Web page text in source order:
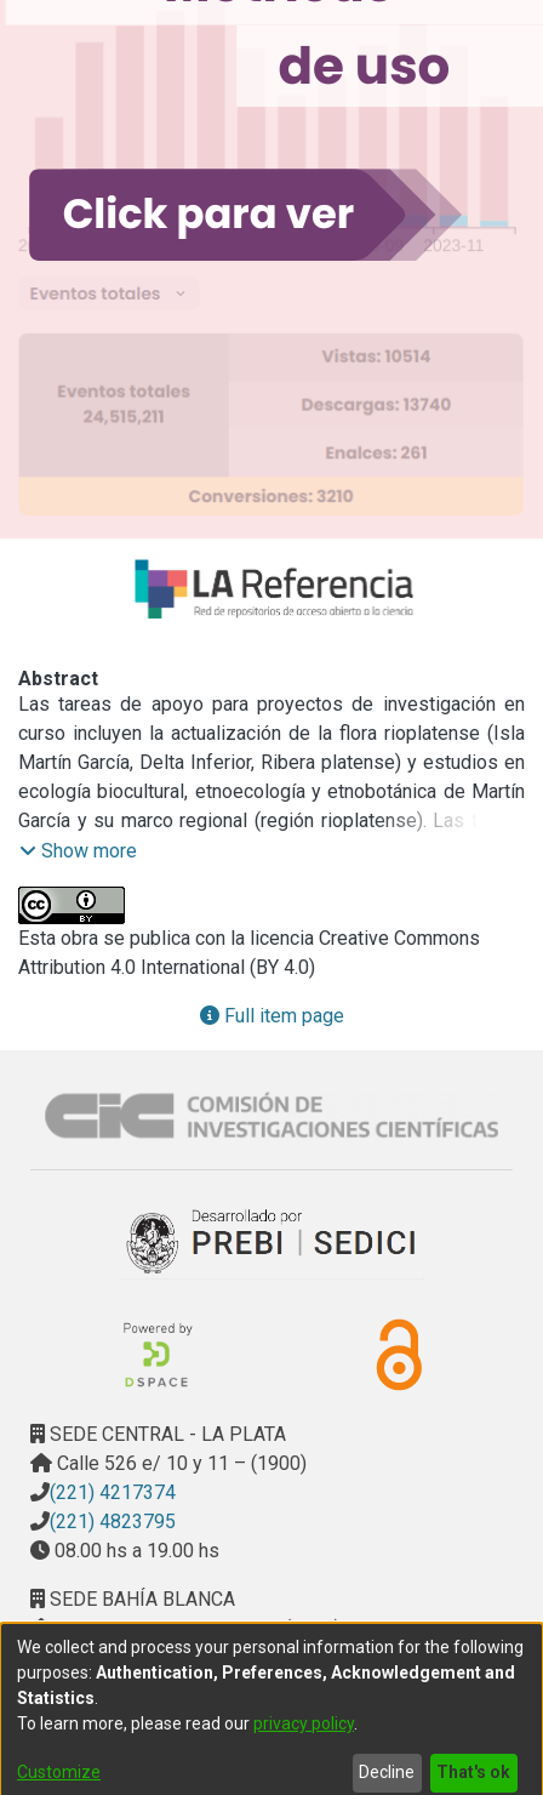
Abstract
Las tareas de apoyo para proyectos de investigación en
curso incluyen la actualización de la flora rioplatense (Isla
Martín García, Delta Inferior, Ribera platense) y estudios en
ecología biocultural, etnoecología y etnobotánica de Martín
García y su marco regional (región rioplatense). Las tareas
incluyen: a) Viajes de estudio a sitios con vegetación
huertos familiares y comerciales, jardines botánicos,
viveros de producción y venta de especies nativas y
exóticas, parques y jardines públicos y privados, sitios de
interés etnobotánico; b) Colección de ejemplares,
(documentación); c) Mantenimiento y cultivo de ejemplares
vivos; d) Colección de materiales etnobotánicos
depositados en el Laboratorio de Etnobotánica y Botánica
las especies, sus ambientales y materiales etnobotánicos,
procesamiento, catalogación y archivo de imágenes.
Show more
Esta obra se publica con la licencia Creative Commons
Attribution 4.0 International (BY 4.0)
Full item page
SEDE CENTRAL - LA PLATA
Calle 526 e/ 10 y 11 – (1900)
(221) 4217374
(221) 4823795
08.00 hs a 19.00 hs
SEDE BAHÍA BLANCA
Calle Ciudad de Cali 320 – (8000). Universidad
Provincial del Sudoeste (UPSO)
(291) 459 2550, interno 147
10.00 h a 14.00 h
We collect and process your personal information for the following
purposes: Authentication, Preferences, Acknowledgement and
Statistics
To learn more, please read ourprivacy policy.
Customize Decline That's ok